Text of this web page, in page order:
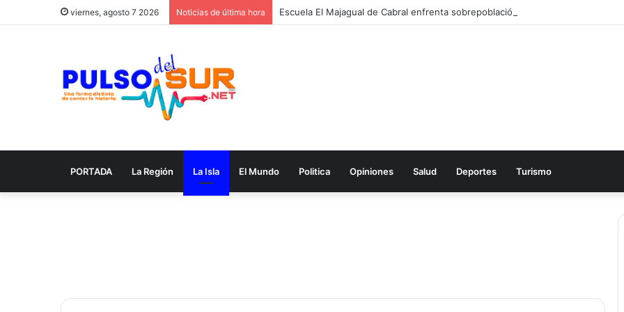
viernes, agosto 7 2026 Noticias de última hora
PORTADA La Región La Isla El Mundo Politica Opiniones Salud Deportes Turismo